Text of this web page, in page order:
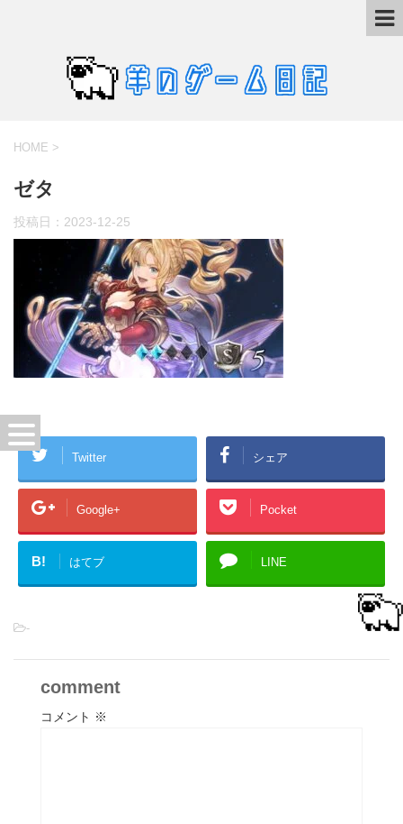
HOME >
ゼタ
投稿日： 2023-12-25
Twitter シェア
Google+ Pocket
B! はてブ LINE
-
comment
コメント ※